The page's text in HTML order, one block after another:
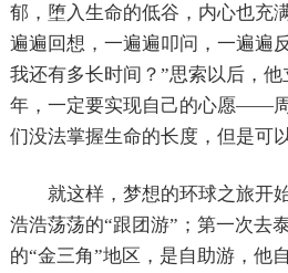
郁，堕入生命的低谷，内心也充
遍遍回想，一遍遍叩问，一遍遍
我还有多长时间？”思索以后，
年，一定要实现自己的心愿——
们没法掌握生命的长度，但是可
就这样，梦想的环球之旅开
浩浩荡荡的“跟团游”；第一次去
的“金三角”地区，是自助游，他